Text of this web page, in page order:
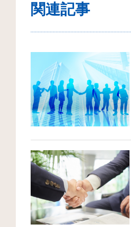
関連記事